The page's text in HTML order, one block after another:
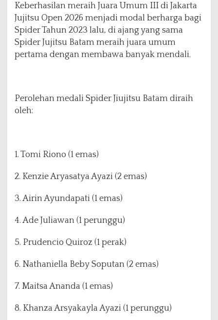
Keberhasilan meraih Juara Umum III di Jakarta
Jujitsu Open 2026 menjadi modal berharga bagi
Spider Tahun 2023 lalu, di ajang yang sama
Spider Jujitsu Batam meraih juara umum
pertama dengan membawa banyak mendali.
Perolehan medali Spider Jiujitsu Batam diraih
oleh:
1. Tomi Riono (1 emas)
2. Kenzie Aryasatya Ayazi (2 emas)
3. Airin Ayundapati (1 emas)
4. Ade Juliawan (1 perunggu)
5. Prudencio Quiroz (1 perak)
6. Nathaniella Beby Soputan (2 emas)
7. Maitsa Ananda (1 emas)
8. Khanza Arsyakayla Ayazi (1 perunggu)